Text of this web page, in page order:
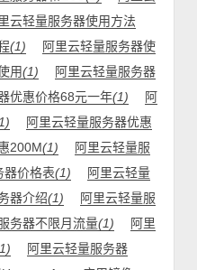
云轻量服务器使用方法
(1)
阿里云轻量服务器使
用(1)
阿里云轻量服务器
优惠价格68元一年(1)
阿
阿里云轻量服务器优惠
200M(1)
阿里云轻量服
器价格表(1)
阿里云轻量
器介绍(1)
阿里云轻量服
务器不限月流量(1)
阿里
阿里云轻量服务器